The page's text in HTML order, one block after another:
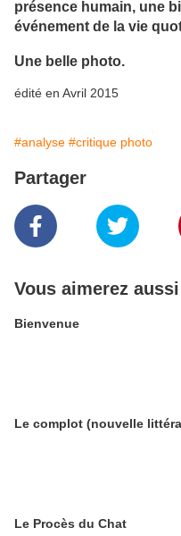
présence humain, une
événement de la vie
Une belle photo.
édité en Avril 2015
#analyse #critique photo
Partager
Vous aimerez aussi
Bienvenue
Le complot (nouvelle
Le Procès du Chat